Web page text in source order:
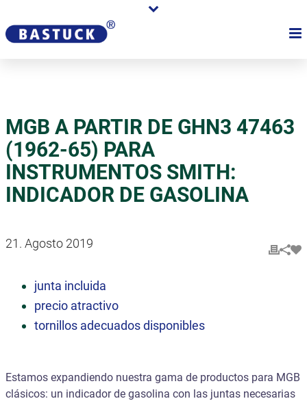
MGB A PARTIR DE GHN3 47463
(1962-65) PARA
INSTRUMENTOS SMITH:
INDICADOR DE GASOLINA
21. Agosto 2019
junta incluida
precio atractivo
tornillos adecuados disponibles
Estamos expandiendo nuestra gama de productos para MGB
clásicos: un indicador de gasolina con las juntas necesarias